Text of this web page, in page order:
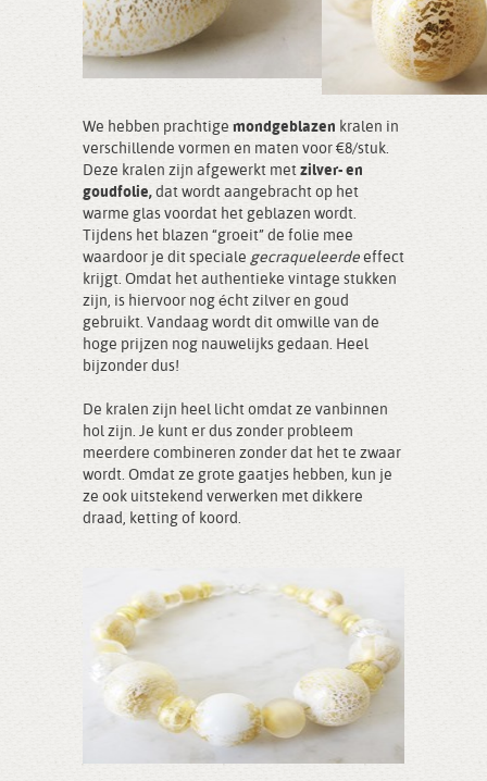
We hebben prachtige mondgeblazen kralen in
verschillende vormen en maten voor €8/stuk.
Deze kralen zijn afgewerkt met zilver- en
goudfolie, dat wordt aangebracht op het
warme glas voordat het geblazen wordt.
Tijdens het blazen “groeit” de folie mee
waardoor je dit speciale gecraqueleerde effect
krijgt. Omdat het authentieke vintage stukken
zijn, is hiervoor nog écht zilver en goud
gebruikt. Vandaag wordt dit omwille van de
hoge prijzen nog nauwelijks gedaan. Heel
bijzonder dus!
De kralen zijn heel licht omdat ze vanbinnen
hol zijn. Je kunt er dus zonder probleem
meerdere combineren zonder dat het te zwaar
wordt. Omdat ze grote gaatjes hebben, kun je
ze ook uitstekend verwerken met dikkere
draad, ketting of koord.